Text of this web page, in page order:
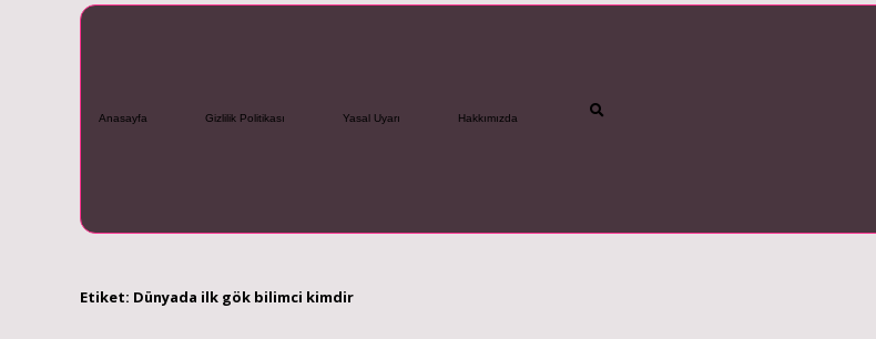
Anasayfa Gizlilik Politikası Yasal Uyarı Hakkımızda
Etiket: Dünyada ilk gök bilimci kimdir